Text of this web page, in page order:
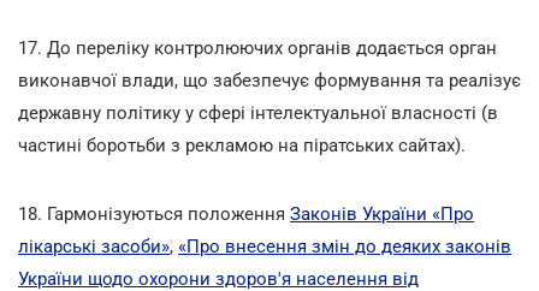
17. До переліку контролюючих органів додається орган
виконавчої влади, що забезпечує формування та реалізує
державну політику у сфері інтелектуальної власності (в
частині боротьби з рекламою на піратських сайтах).
18. Гармонізуються положення Законів України «Про
лікарські засоби», «Про внесення змін до деяких законів
України щодо охорони здоров'я населення від